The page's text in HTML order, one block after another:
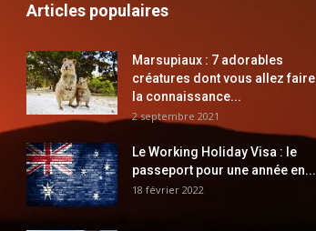
Articles populaires
Marsupiaux : 7 adorables
créatures dont vous allez faire
la connaissance...
2 septembre 2021
Le Working Holiday Visa : le
passeport pour une année en...
18 février 2022